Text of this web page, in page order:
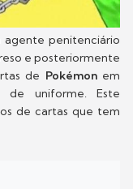
agente penitenciário
e posteriormente
de Pokémon em
de uniforme. Este
de cartas que tem